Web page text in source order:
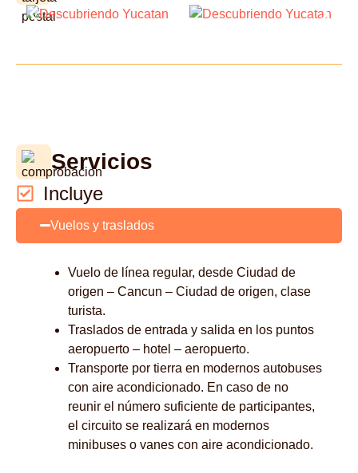
Servicios
Incluye
Vuelos y traslados
Vuelo de línea regular, desde Ciudad de
origen – Cancun – Ciudad de origen, clase
turista.
Traslados de entrada y salida en los puntos
aeropuerto – hotel – aeropuerto.
Transporte por tierra en modernos autobuses
con aire acondicionado. En caso de no
reunir el número suficiente de participantes,
el circuito se realizará en modernos
minibuses o vanes con aire acondicionado.